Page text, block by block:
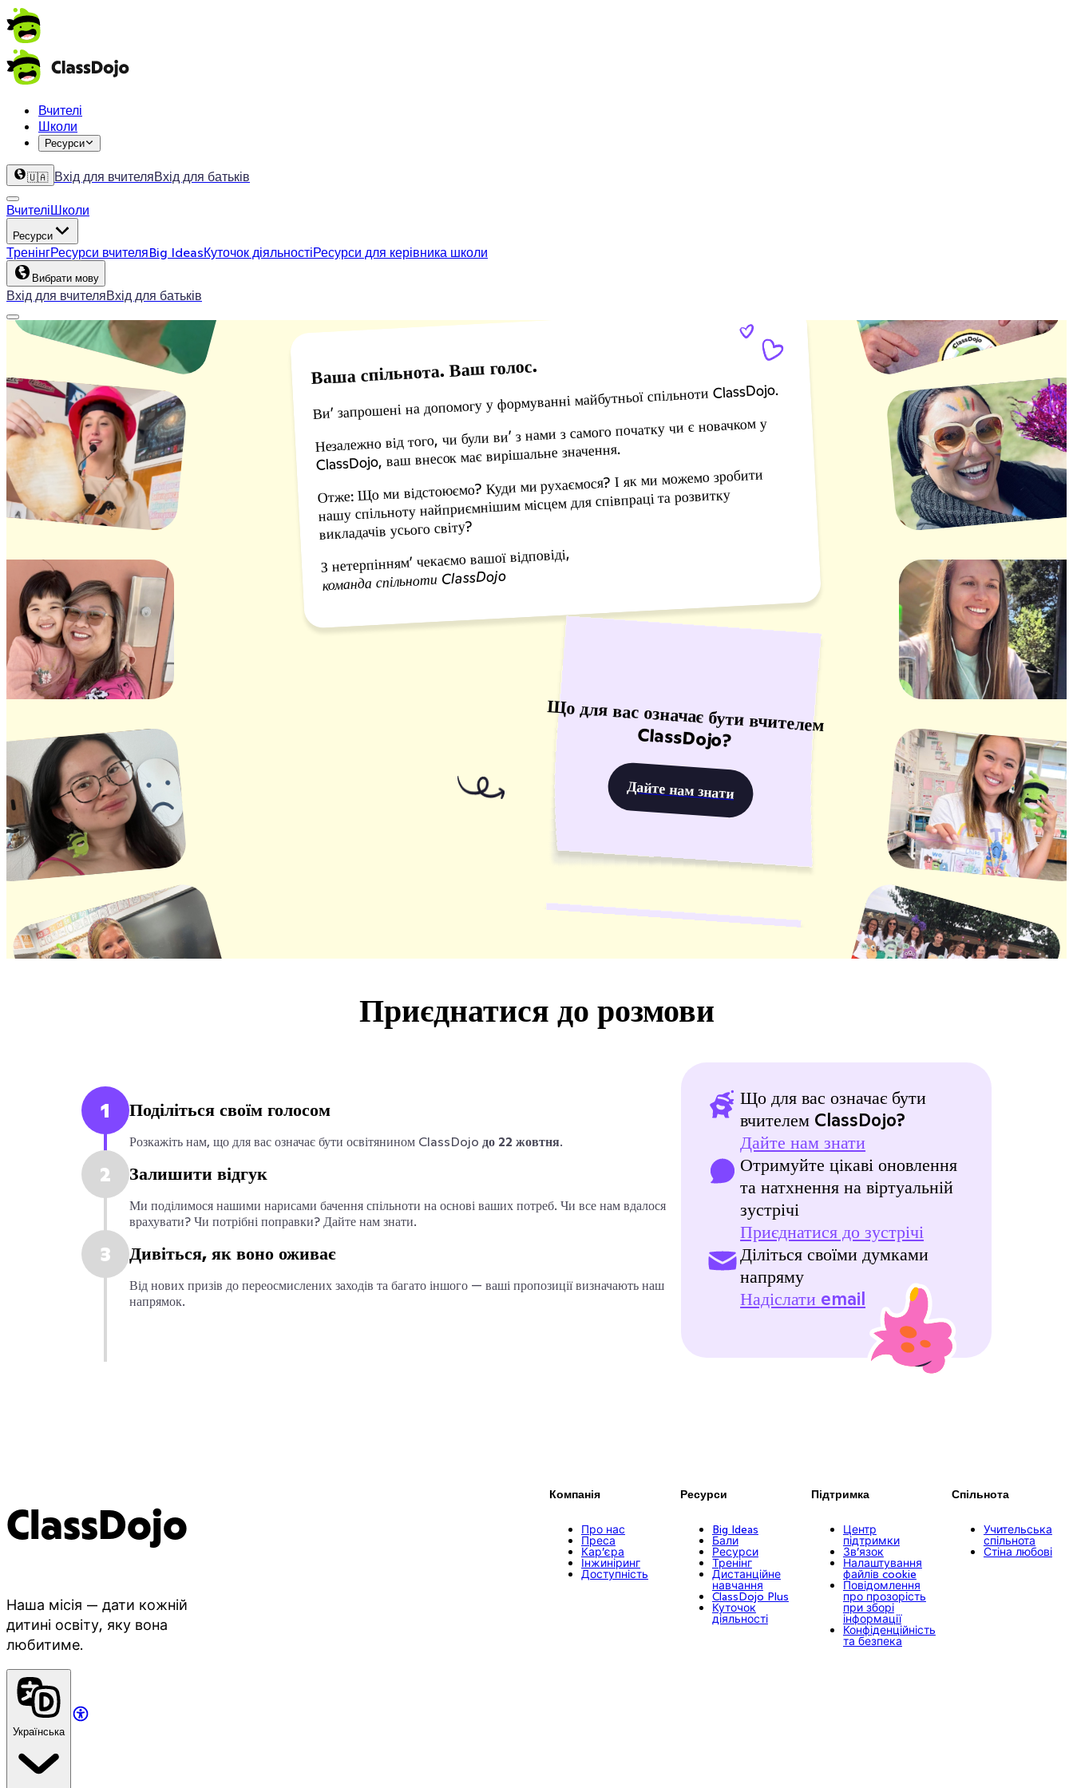
Вчителі
Школи
Ресурси
🇺🇦 Вхід для вчителяВхід для батьків
ВчителіШколи
Ресурси
ТренінгРесурси вчителяBig IdeasКуточок діяльностіРесурси для керівника школи
Вибрати мову
Вхід для вчителяВхід для батьків
Ваша спільнота. Ваш голос.
Ви’ запрошені на допомогу у формуванні майбутньої спільноти ClassDojo.
Незалежно від того, чи були ви’ з нами з самого початку чи є новачком у
ClassDojo, ваш внесок має вирішальне значення.
Отже: Що ми відстоюємо? Куди ми рухаємося? І як ми можемо зробити
нашу спільноту найприємнішим місцем для співпраці та розвитку
викладачів усього світу?
З нетерпінням’ чекаємо вашої відповіді,
команда спільноти ClassDojo
Що для вас означає бути вчителем
ClassDojo?
Дайте нам знати
Приєднатися до розмови
1 Поділіться своїм голосом
Розкажіть нам, що для вас означає бути освітянином ClassDojo до 22 жовтня.
2 Залишити відгук
Ми поділимося нашими нарисами бачення спільноти на основі ваших потреб. Чи все нам вдалося
врахувати? Чи потрібні поправки? Дайте нам знати.
3 Дивіться, як воно оживає
Від нових призів до переосмислених заходів та багато іншого — ваші пропозиції визначають наш
напрямок.
Що для вас означає бути
вчителем ClassDojo?
Дайте нам знати
Отримуйте цікаві оновлення
та натхнення на віртуальній
зустрічі
Приєднатися до зустрічі
Діліться своїми думками
напряму
Надіслати email
ClassDojo
Наша місія — дати кожній
дитині освіту, яку вона
любитиме.
Українська
Компанія
Про нас
Преса
Кар’єра
Інжиніринг
Доступність
Ресурси
Big Ideas
Бали
Ресурси
Тренінг
Дистанційне
навчання
ClassDojo Plus
Куточок
діяльності
Підтримка
Центр
підтримки
Зв’язок
Налаштування
файлів cookie
Повідомлення
про прозорість
при зборі
інформації
Конфіденційність
та безпека
Спільнота
Учительська
спільнота
Стіна любові